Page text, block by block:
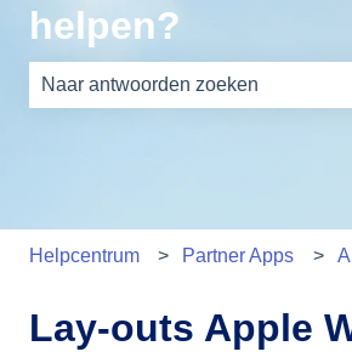
helpen?
Er zijn geen suggesties want het
Helpcentrum Partner Apps
Lay-outs Apple